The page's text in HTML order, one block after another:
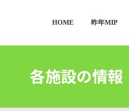
HOME 昨年MIP
各施設の情報